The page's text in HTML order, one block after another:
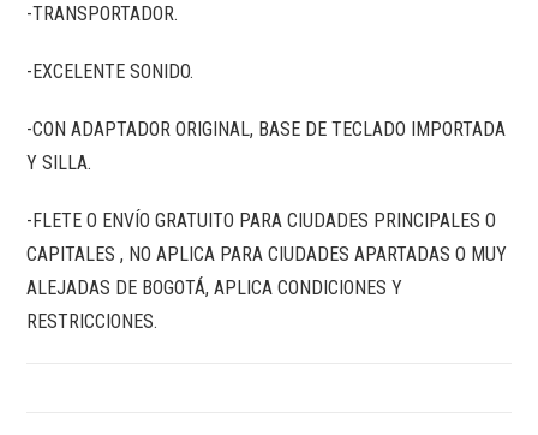
-TRANSPORTADOR.
-EXCELENTE SONIDO.
-CON ADAPTADOR ORIGINAL, BASE DE TECLADO IMPORTADA
Y SILLA.
-FLETE O ENVÍO GRATUITO PARA CIUDADES PRINCIPALES O
CAPITALES , NO APLICA PARA CIUDADES APARTADAS O MUY
ALEJADAS DE BOGOTÁ, APLICA CONDICIONES Y
RESTRICCIONES.